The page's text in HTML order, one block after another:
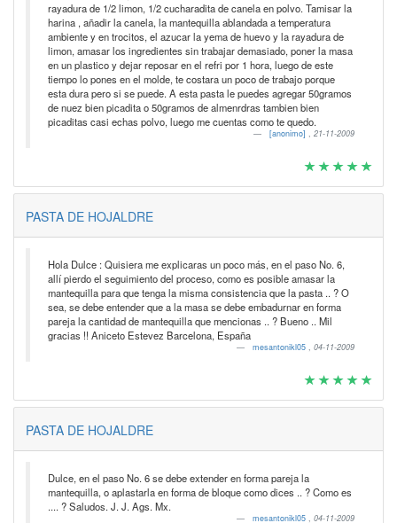
rayadura de 1/2 limon, 1/2 cucharadita de canela en polvo. Tamisar la
harina , añadir la canela, la mantequilla ablandada a temperatura
ambiente y en trocitos, el azucar la yema de huevo y la rayadura de
limon, amasar los ingredientes sin trabajar demasiado, poner la masa
en un plastico y dejar reposar en el refri por 1 hora, luego de este
tiempo lo pones en el molde, te costara un poco de trabajo porque
esta dura pero si se puede. A esta pasta le puedes agregar 50gramos
de nuez bien picadita o 50gramos de almenrdras tambien bien
picaditas casi echas polvo, luego me cuentas como te quedo.
[anonimo] , 21-11-2009
PASTA DE HOJALDRE
Hola Dulce : Quisiera me explicaras un poco más, en el paso No. 6,
allí pierdo el seguimiento del proceso, como es posible amasar la
mantequilla para que tenga la misma consistencia que la pasta .. ? O
sea, se debe entender que a la masa se debe embadurnar en forma
pareja la cantidad de mantequilla que mencionas .. ? Bueno .. Mil
gracias !! Aniceto Estevez Barcelona, España
mesantonikl05 , 04-11-2009
PASTA DE HOJALDRE
Dulce, en el paso No. 6 se debe extender en forma pareja la
mantequilla, o aplastarla en forma de bloque como dices .. ? Como es
.... ? Saludos. J. J. Ags. Mx.
mesantonikl05 , 04-11-2009